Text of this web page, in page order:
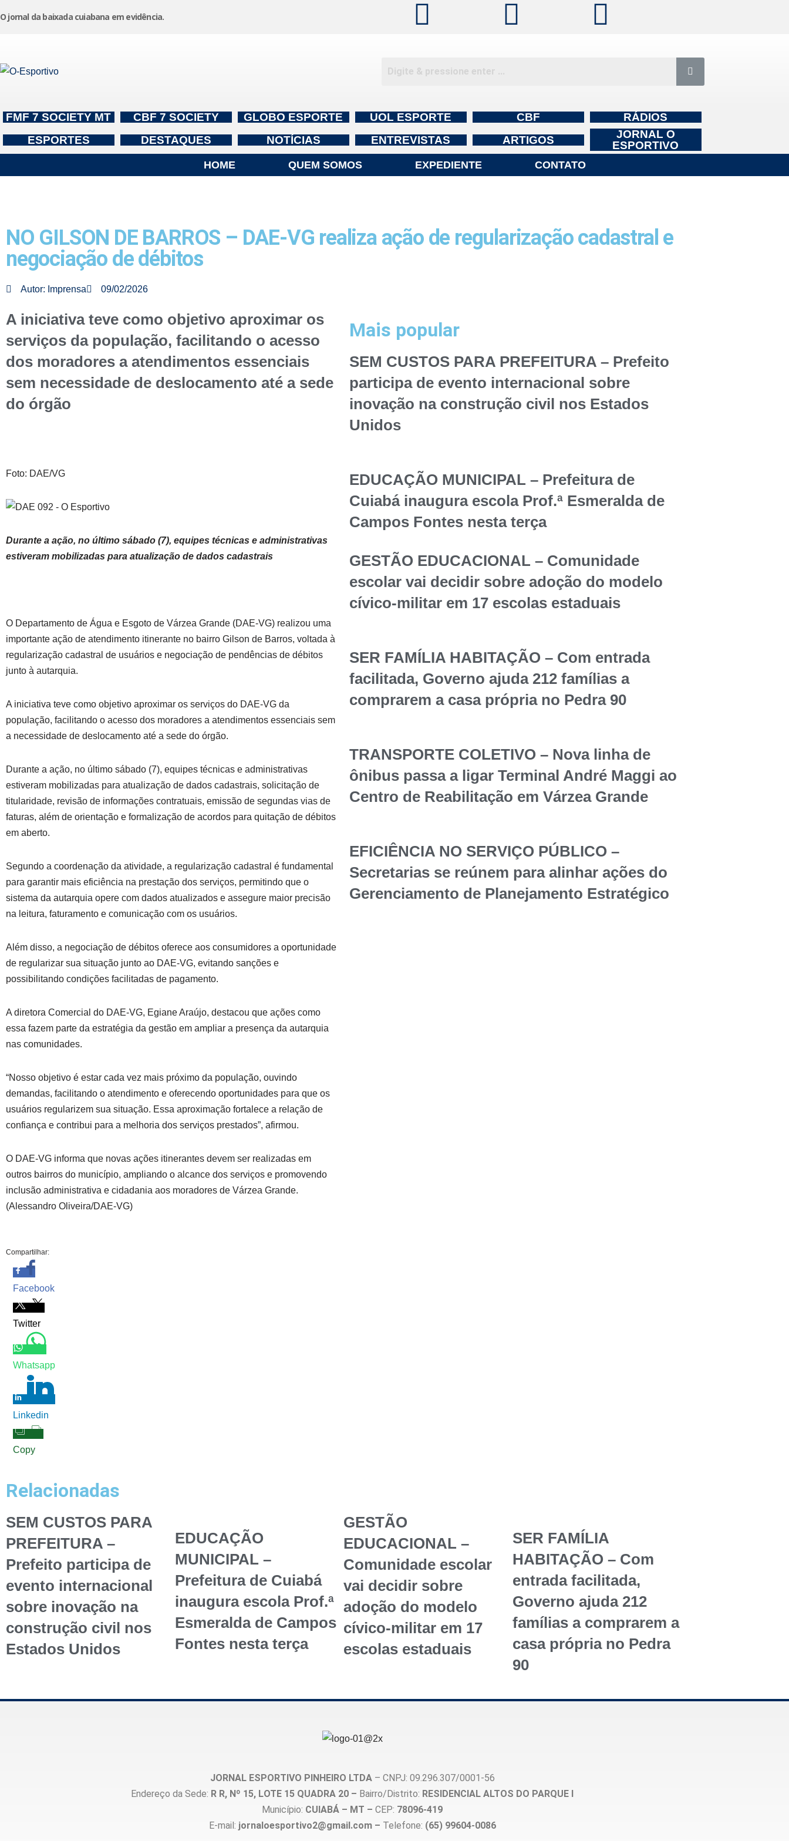
o
O jornal da baixada cuiabana em evidência.
FMF 7 SOCIETY MT CBF 7 SOCIETY GLOBO ESPORTE UOL ESPORTE CBF
RÁDIOS
ESPORTES
DESTAQUES NOTÍCIAS ENTREVISTAS ARTIGOS
JORNAL O
ESPORTIVO
HOME QUEM SOMOS EXPEDIENTE CONTATO
NO GILSON DE BARROS – DAE-VG realiza ação de regularização cadastral e
negociação de débitos
Autor: Imprensa 09/02/2026
A iniciativa teve como objetivo aproximar os
serviços da população, facilitando o acesso
dos moradores a atendimentos essenciais
sem necessidade de deslocamento até a sede
do órgão
Foto: DAE/VG
Durante a ação, no último sábado (7), equipes técnicas e administrativas
estiveram mobilizadas para atualização de dados cadastrais
O Departamento de Água e Esgoto de Várzea Grande (DAE-VG) realizou uma
importante ação de atendimento itinerante no bairro Gilson de Barros, voltada à
regularização cadastral de usuários e negociação de pendências de débitos
junto à autarquia.
A iniciativa teve como objetivo aproximar os serviços do DAE-VG da
população, facilitando o acesso dos moradores a atendimentos essenciais sem
a necessidade de deslocamento até a sede do órgão.
Durante a ação, no último sábado (7), equipes técnicas e administrativas
estiveram mobilizadas para atualização de dados cadastrais, solicitação de
titularidade, revisão de informações contratuais, emissão de segundas vias de
faturas, além de orientação e formalização de acordos para quitação de débitos
em aberto.
Segundo a coordenação da atividade, a regularização cadastral é fundamental
para garantir mais eficiência na prestação dos serviços, permitindo que o
sistema da autarquia opere com dados atualizados e assegure maior precisão
na leitura, faturamento e comunicação com os usuários.
Além disso, a negociação de débitos oferece aos consumidores a oportunidade
de regularizar sua situação junto ao DAE-VG, evitando sanções e
possibilitando condições facilitadas de pagamento.
A diretora Comercial do DAE-VG, Egiane Araújo, destacou que ações como
essa fazem parte da estratégia da gestão em ampliar a presença da autarquia
nas comunidades.
“Nosso objetivo é estar cada vez mais próximo da população, ouvindo
demandas, facilitando o atendimento e oferecendo oportunidades para que os
usuários regularizem sua situação. Essa aproximação fortalece a relação de
confiança e contribui para a melhoria dos serviços prestados”, afirmou.
O DAE-VG informa que novas ações itinerantes devem ser realizadas em
outros bairros do município, ampliando o alcance dos serviços e promovendo
inclusão administrativa e cidadania aos moradores de Várzea Grande.
(Alessandro Oliveira/DAE-VG)
Compartilhar:
Facebook
Twitter
Whatsapp
Linkedin
Copy
Mais popular
SEM CUSTOS PARA PREFEITURA – Prefeito
participa de evento internacional sobre
inovação na construção civil nos Estados
Unidos
EDUCAÇÃO MUNICIPAL – Prefeitura de
Cuiabá inaugura escola Prof.ª Esmeralda de
Campos Fontes nesta terça
GESTÃO EDUCACIONAL – Comunidade
escolar vai decidir sobre adoção do modelo
cívico-militar em 17 escolas estaduais
SER FAMÍLIA HABITAÇÃO – Com entrada
facilitada, Governo ajuda 212 famílias a
comprarem a casa própria no Pedra 90
TRANSPORTE COLETIVO – Nova linha de
ônibus passa a ligar Terminal André Maggi ao
Centro de Reabilitação em Várzea Grande
EFICIÊNCIA NO SERVIÇO PÚBLICO –
Secretarias se reúnem para alinhar ações do
Gerenciamento de Planejamento Estratégico
Relacionadas
SEM CUSTOS PARA
PREFEITURA –
Prefeito participa de
evento internacional
sobre inovação na
construção civil nos
Estados Unidos
EDUCAÇÃO
MUNICIPAL –
Prefeitura de Cuiabá
inaugura escola Prof.ª
Esmeralda de Campos
Fontes nesta terça
GESTÃO
EDUCACIONAL –
Comunidade escolar
vai decidir sobre
adoção do modelo
cívico-militar em 17
escolas estaduais
SER FAMÍLIA
HABITAÇÃO – Com
entrada facilitada,
Governo ajuda 212
famílias a comprarem a
casa própria no Pedra
90
JORNAL ESPORTIVO PINHEIRO LTDA– CNPJ: 09.296.307/0001-56
Endereço da Sede: R R, Nº 15, LOTE 15 QUADRA 20 – Bairro/Distrito: RESIDENCIAL ALTOS DO PARQUE I
Município: CUIABÁ – MT – CEP: 78096-419
E-mail: jornaloesportivo2@gmail.com – Telefone: (65) 99604-0086